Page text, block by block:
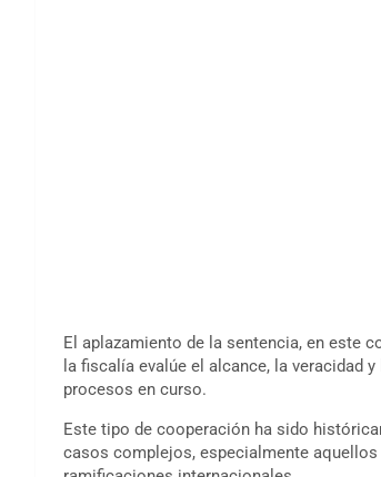
El aplazamiento de la sentencia, en este
la fiscalía evalúe el alcance, la veracidad
procesos en curso.
Este tipo de cooperación ha sido
casos complejos, especialmente